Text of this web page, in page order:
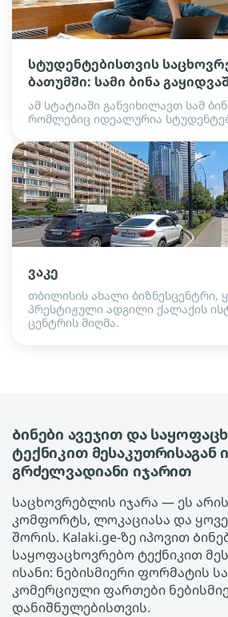
სტუდენტებისთვის
ბათუმში: სამი ბინა
ამ სტატიაში განვიხილავთ სამ
რომლებიც იდეალურია
ვაკე
თბილისის ახალი ბიზნესცენტრი,
პრესტიჟული ადგილი ქალაქის
ცენტრის მიღმა.
Ბინები ავეჯით და
ტექნიკით მესაკუთრისაგან
გრძელვადიანი იჯარით
საცხოვრებლის იჯარა — ეს
კომფორტს, ლოკაციასა და
შორის. Kalaki.ge-ზე იპოვით
საყოფაცხოვრებო ტექნიკით
ისანი: ნებისმიერი ფორმატის
კომერციული ფართები
დანიშნულებისთვის.